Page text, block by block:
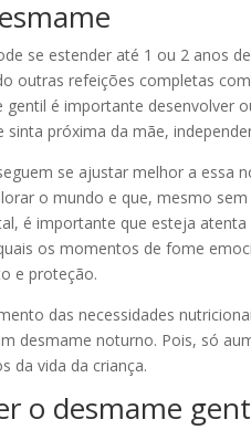
se estender até 1 ou 2 anos
outras refeições completas
gentil é importante desenvolver
sinta próxima da mãe,
se ajustar melhor a essa
o mundo e que, mesmo
é importante que esteja
os momentos de fome
e proteção.
das necessidades
desmame noturno. Pois, só
da vida da criança.
o desmame